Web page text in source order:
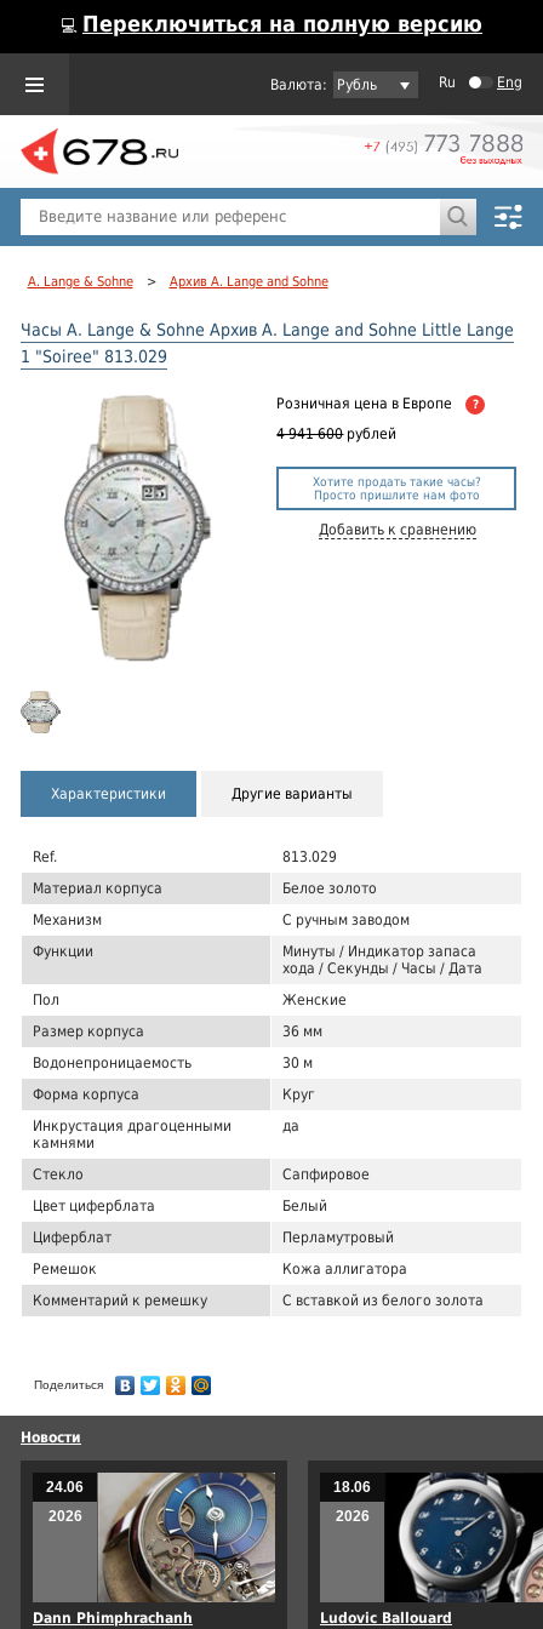
💻 Переключиться на полную версию
Рубль Ru Eng
A. Lange & Sohne > Архив A. Lange and Sohne
Часы A. Lange & Sohne Архив A. Lange and Sohne Little Lange
1 "Soiree" 813.029
Розничная цена в Европе ?
4 941 600 рублей
Хотите продать такие часы?
Просто пришлите нам фото
Добавить к сравнению
Характеристики Другие варианты
Ref.
813.029
Материал корпуса
Белое золото
Механизм
С ручным заводом
Функции
Минуты / Индикатор запаса
хода / Секунды / Часы / Дата
Пол
Женские
Размер корпуса
36 мм
Водонепроницаемость
30 м
Форма корпуса
Круг
Инкрустация драгоценными
камнями
да
Стекло
Сапфировое
Цвет циферблата
Белый
Циферблат
Перламутровый
Ремешок
Кожа аллигатора
Комментарий к ремешку
С вставкой из белого золота
Поделиться
Новости
24.06
2026
Dann Phimphrachanh
18.06
2026
Ludovic Ballouard